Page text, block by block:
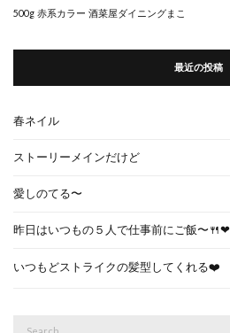
500g 赤系カラー 酒菜屋ダイニングまこ
最近の投稿
春ネイル
ストーリーメインだけど
愛しのてる〜
昨日はいつもの５人で仕事前にご飯〜🍴❤︎
いつもどストライクの髪型してくれる❤️
Search